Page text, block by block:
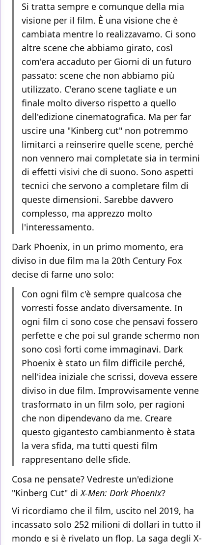
Si tratta sempre e comunque della mia
visione per il film. È una visione che è
cambiata mentre lo realizzavamo. Ci sono
altre scene che abbiamo girato, così
com'era accaduto per Giorni di un futuro
passato: scene che non abbiamo più
utilizzato. C'erano scene tagliate e un
finale molto diverso rispetto a quello
dell'edizione cinematografica. Ma per far
uscire una "Kinberg cut" non potremmo
limitarci a reinserire quelle scene, perché
non vennero mai completate sia in termini
di effetti visivi che di suono. Sono aspetti
tecnici che servono a completare film di
queste dimensioni. Sarebbe davvero
complesso, ma apprezzo molto
l'interessamento.
Dark Phoenix, in un primo momento, era
diviso in due film ma la 20th Century Fox
decise di farne uno solo:
Con ogni film c'è sempre qualcosa che
vorresti fosse andato diversamente. In
ogni film ci sono cose che pensavi fossero
perfette e che poi sul grande schermo non
sono così forti come immaginavi. Dark
Phoenix è stato un film difficile perché,
nell'idea iniziale che scrissi, doveva essere
diviso in due film. Improvvisamente venne
trasformato in un film solo, per ragioni
che non dipendevano da me. Creare
questo gigantesto cambianmento è stata
la vera sfida, ma tutti questi film
rappresentano delle sfide.
Cosa ne pensate? Vedreste un'edizione
"Kinberg Cut" diX-Men: Dark Phoenix?
Vi ricordiamo che il film, uscito nel 2019, ha
incassato solo 252 milioni di dollari in tutto il
mondo e si è rivelato un flop. La saga degli X-